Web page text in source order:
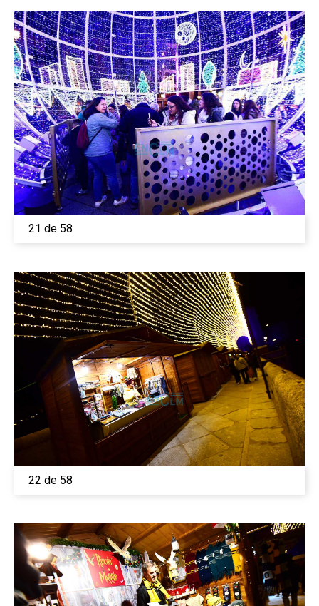
21 de 58
22 de 58